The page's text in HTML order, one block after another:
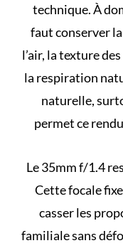
technique. À
faut conserver
l’air, la texture
la respiration
naturelle,
permet ce
Le 35mm f/1.4
Cette focale
casser les
familiale sans